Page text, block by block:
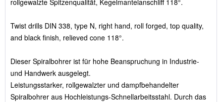
rollgewalzte Spitzenqualität, Kegelmantelanschliff 118°.
Twist drills DIN 338, type N, right hand, roll forged, top quality,
and black finish, relieved cone 118°.
Dieser Spiralbohrer ist für hohe Beanspruchung in Industrie-
und Handwerk ausgelegt.
Leistungsstarker, rollgewalzter und dampfbehandelter
Spiralbohrer aus Hochleistungs-Schnellarbeitsstahl. Durch das